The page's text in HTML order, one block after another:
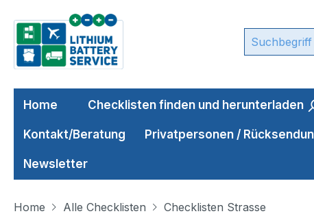
Hauptinhalt springen
Zur Suche springen
Zur Hauptnavigation springen
Home Checklisten finden und herunterladen
Kontakt/Beratung Privatpersonen /
Newsletter
Home Alle Checklisten
Checklisten Strasse